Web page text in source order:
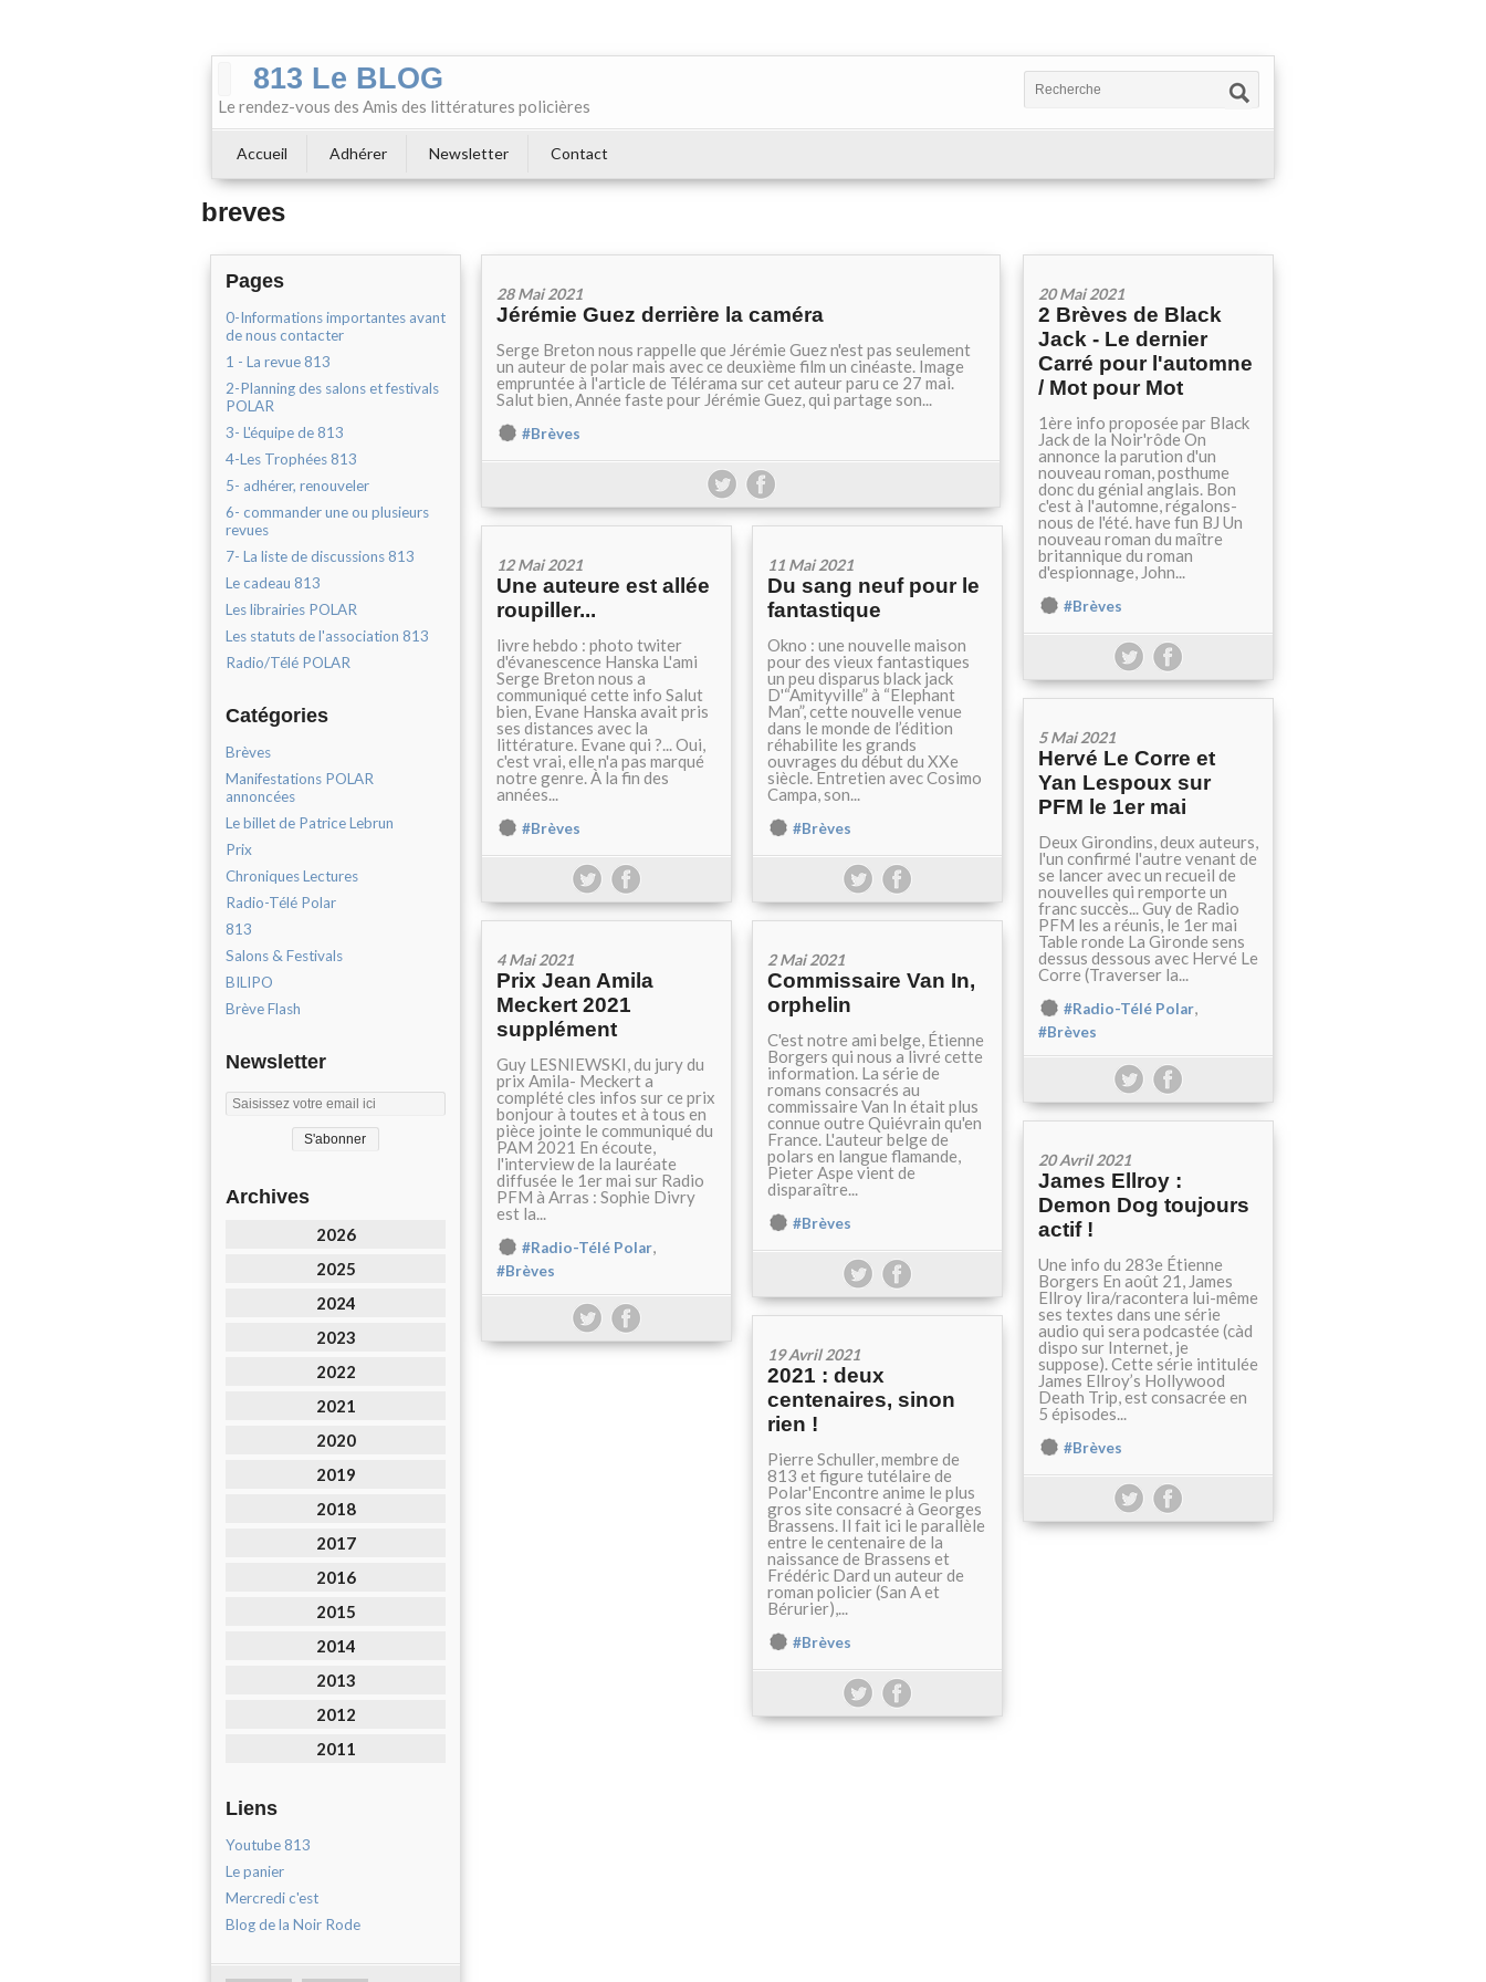
813 Le BLOG
Le rendez-vous des Amis des littératures policières
Accueil Adhérer Newsletter Contact
breves
Pages
0-Informations importantes avant
de nous contacter
1 - La revue 813
2-Planning des salons et festivals
POLAR
3- L'équipe de 813
4-Les Trophées 813
5- adhérer, renouveler
6- commander une ou plusieurs
revues
7- La liste de discussions 813
Le cadeau 813
Les librairies POLAR
Les statuts de l'association 813
Radio/Télé POLAR
Catégories
Brèves
Manifestations POLAR
annoncées
Le billet de Patrice Lebrun
Prix
Chroniques Lectures
Radio-Télé Polar
813
Salons & Festivals
BILIPO
Brève Flash
Newsletter
Archives
2026
2025
2024
2023
2022
2021
2020
2019
2018
2017
2016
2015
2014
2013
2012
2011
Liens
Youtube 813
Le panier
Mercredi c'est
Blog de la Noir Rode
28 Mai 2021
Jérémie Guez derrière la caméra
Serge Breton nous rappelle que Jérémie Guez n'est pas seulement
un auteur de polar mais avec ce deuxième film un cinéaste. Image
empruntée à l'article de Télérama sur cet auteur paru ce 27 mai.
Salut bien, Année faste pour Jérémie Guez, qui partage son...
#Brèves
20 Mai 2021
2 Brèves de Black
Jack - Le dernier
Carré pour l'automne
/ Mot pour Mot
1ère info proposée par Black
Jack de la Noir'rôde On
annonce la parution d'un
nouveau roman, posthume
donc du génial anglais. Bon
c'est à l'automne, régalons-
nous de l'été. have fun BJ Un
nouveau roman du maître
britannique du roman
d'espionnage, John...
#Brèves
12 Mai 2021
Une auteure est allée
roupiller...
livre hebdo : photo twiter
d'évanescence Hanska L'ami
Serge Breton nous a
communiqué cette info Salut
bien, Evane Hanska avait pris
ses distances avec la
littérature. Evane qui ?... Oui,
c'est vrai, elle n'a pas marqué
notre genre. À la fin des
années...
#Brèves
11 Mai 2021
Du sang neuf pour le
fantastique
Okno : une nouvelle maison
pour des vieux fantastiques
un peu disparus black jack
D'“Amityville” à “Elephant
Man”, cette nouvelle venue
dans le monde de l’édition
réhabilite les grands
ouvrages du début du XXe
siècle. Entretien avec Cosimo
Campa, son...
#Brèves
5 Mai 2021
Hervé Le Corre et
Yan Lespoux sur
PFM le 1er mai
Deux Girondins, deux auteurs,
l'un confirmé l'autre venant de
se lancer avec un recueil de
nouvelles qui remporte un
franc succès... Guy de Radio
PFM les a réunis, le 1er mai
Table ronde La Gironde sens
dessus dessous avec Hervé Le
Corre (Traverser la...
#Radio-Télé Polar,
#Brèves
4 Mai 2021
Prix Jean Amila
Meckert 2021
supplément
Guy LESNIEWSKI, du jury du
prix Amila- Meckert a
complété cles infos sur ce prix
bonjour à toutes et à tous en
pièce jointe le communiqué du
PAM 2021 En écoute,
l'interview de la lauréate
diffusée le 1er mai sur Radio
PFM à Arras : Sophie Divry
est la...
#Radio-Télé Polar,
#Brèves
2 Mai 2021
Commissaire Van In,
orphelin
C'est notre ami belge, Étienne
Borgers qui nous a livré cette
information. La série de
romans consacrés au
commissaire Van In était plus
connue outre Quiévrain qu'en
France. L'auteur belge de
polars en langue flamande,
Pieter Aspe vient de
disparaître...
#Brèves
20 Avril 2021
James Ellroy :
Demon Dog toujours
actif !
Une info du 283e Étienne
Borgers En août 21, James
Ellroy lira/racontera lui-même
ses textes dans une série
audio qui sera podcastée (càd
dispo sur Internet, je
suppose). Cette série intitulée
James Ellroy’s Hollywood
Death Trip, est consacrée en
5 épisodes...
#Brèves
19 Avril 2021
2021 : deux
centenaires, sinon
rien !
Pierre Schuller, membre de
813 et figure tutélaire de
Polar'Encontre anime le plus
gros site consacré à Georges
Brassens. Il fait ici le parallèle
entre le centenaire de la
naissance de Brassens et
Frédéric Dard un auteur de
roman policier (San A et
Bérurier),...
#Brèves